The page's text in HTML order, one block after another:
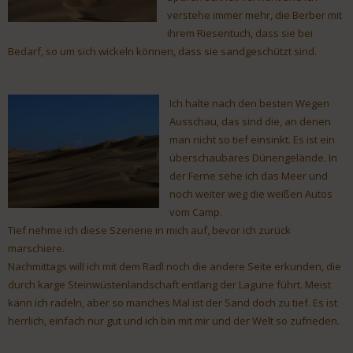
verstehe immer mehr, die Berber mit
ihrem Riesentuch, dass sie bei
Bedarf, so um sich wickeln können, dass sie sandgeschützt sind.
Ich halte nach den besten Wegen
Ausschau, das sind die, an denen
man nicht so tief einsinkt. Es ist ein
überschaubares Dünengelände. In
der Ferne sehe ich das Meer und
noch weiter weg die weißen Autos
vom Camp.
Tief nehme ich diese Szenerie in mich auf, bevor ich zurück
marschiere.
Nachmittags will ich mit dem Radl noch die andere Seite erkunden, die
durch karge Steinwüstenlandschaft entlang der Lagune führt. Meist
kann ich radeln, aber so manches Mal ist der Sand doch zu tief. Es ist
herrlich, einfach nur gut und ich bin mit mir und der Welt so zufrieden.